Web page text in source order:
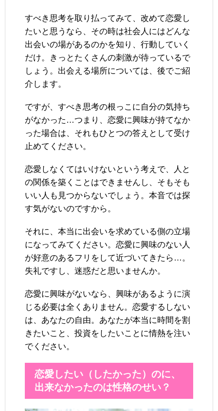
すべき思考を取り払ってみて、改めて恋愛し
たいと思うなら、その時は社会人にはどんな
出会いの場があるのかを知り、行動していく
だけ。きっとたくさんの刺激が待っているで
しょう。出会える場所については、後でご紹
介します。
ですが、すべき思考の根っこに自分の気持ち
がなかった…つまり、恋愛に興味が持てなか
った場合は、それもひとつの答えとして受け
止めてください。
恋愛しなくてはいけないという考えで、人と
の関係を築くことはできませんし、そもそも
いい人も見つからないでしょう。本音では探
す気がないのですから。
それに、本当に出会いを求めている側の立場
になってみてください。恋愛に興味のない人
が好意のあるフリをして近づいてきたら…。
失礼ですし、迷惑だと思いませんか。
恋愛に興味がないなら、興味があるように演
じる必要は全くありません。恋愛するしない
は、あなたの自由。あなたが本当に時間を割
きたいこと、投資をしたいことに情熱を注い
でください。
恋愛したい（したかった）のに、
出来なかったのは性格のせい？